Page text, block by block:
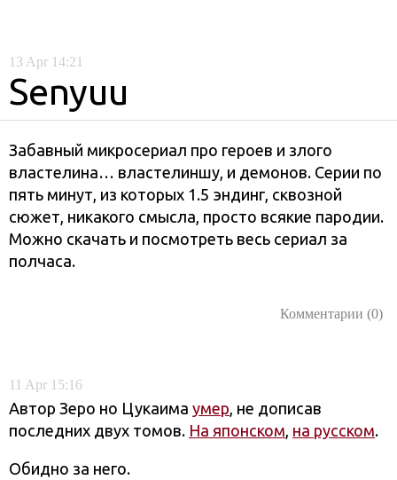
13 Apr 14:21
Senyuu
Забавный микросериал про героев и злого
властелина… властелиншу, и демонов. Серии по
пять минут, из которых 1.5 эндинг, сквозной
сюжет, никакого смысла, просто всякие пародии.
Можно скачать и посмотреть весь сериал за
полчаса.
Комментарии (0)
11 Apr 15:16
Автор Зеро но Цукаима умер , не дописав
последних двух томов. На японском на русском.
Обидно за него.